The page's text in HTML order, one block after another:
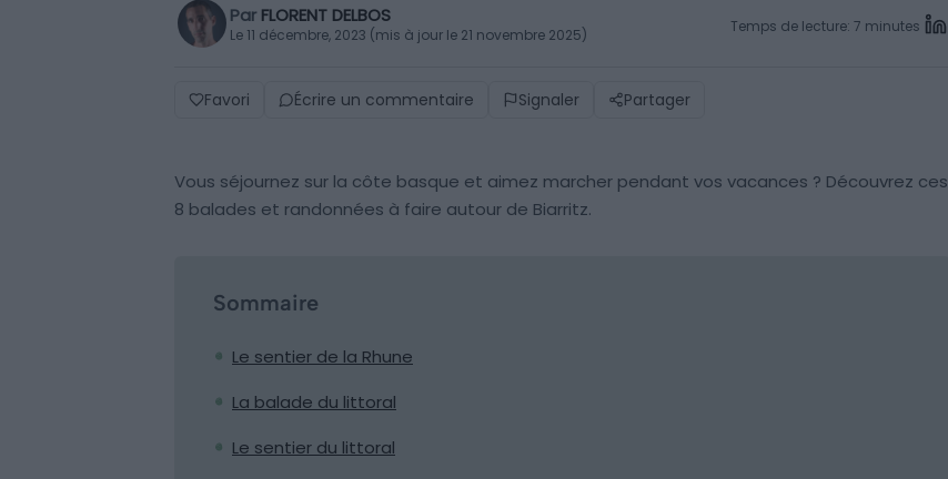
Par FLORENT DELBOS
Le 11 décembre, 2023 (mis à jour le 21 novembre 2025) Temps de lecture: 7 minutes
Favori Écrire un commentaire Signaler Partager
Vous séjournez sur la côte basque et aimez marcher pendant vos vacances ? Découvrez ces
8 balades et randonnées à faire autour de Biarritz.
Sommaire
Le sentier de la Rhune
La balade du littoral
Le sentier du littoral